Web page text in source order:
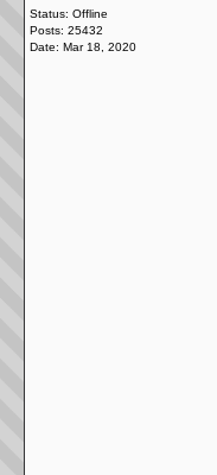
Status: Offline
Posts: 25432
Date: Mar 18, 2020